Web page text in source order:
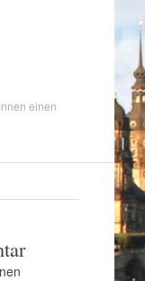
einen